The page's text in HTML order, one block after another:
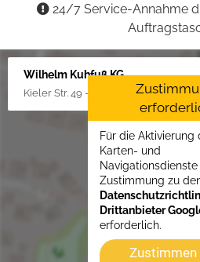
24/7 Service-Annahme
Wilhelm Kuhfuß KG
Kieler Str. 49 - 51, 25451 Quickborn
Für die Aktivierung
Karten- und
Navigationsdienste
Zustimmung zu
Drittanbieter
erforderlich.
Zustimmen